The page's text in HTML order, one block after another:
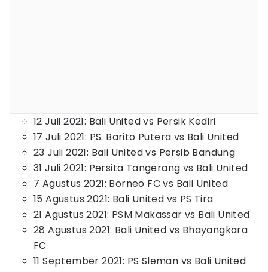
12 Juli 2021: Bali United vs Persik Kediri
17 Juli 2021: PS. Barito Putera vs Bali United
23 Juli 2021: Bali United vs Persib Bandung
31 Juli 2021: Persita Tangerang vs Bali United
7 Agustus 2021: Borneo FC vs Bali United
15 Agustus 2021: Bali United vs PS Tira
21 Agustus 2021: PSM Makassar vs Bali United
28 Agustus 2021: Bali United vs Bhayangkara
FC
11 September 2021: PS Sleman vs Bali United